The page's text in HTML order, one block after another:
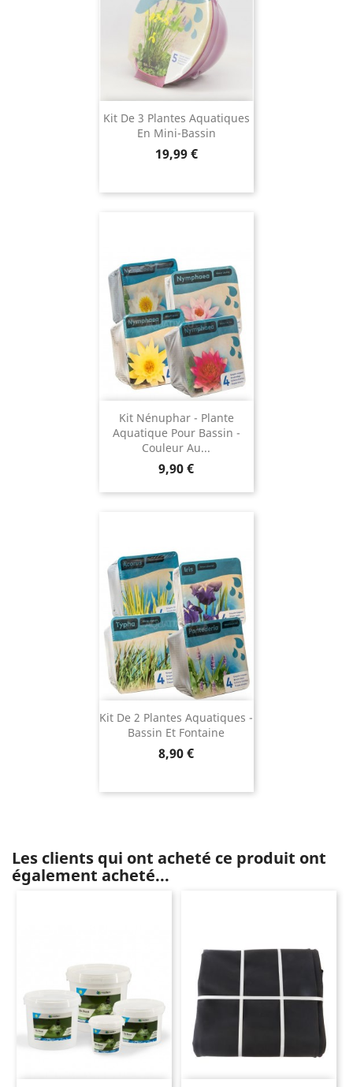
Kit De 3 Plantes Aquatiques
En Mini-Bassin
Prix
19,99 €
Kit Nénuphar - Plante
Aquatique Pour Bassin -
Couleur Au...
Prix
9,90 €
Kit De 2 Plantes Aquatiques -
Bassin Et Fontaine
Prix
8,90 €
Les clients qui ont acheté ce produit ont
également acheté...